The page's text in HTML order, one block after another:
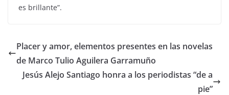
es brillante”.
Placer y amor, elementos presentes en las novelas
de Marco Tulio Aguilera Garramuño
Jesús Alejo Santiago honra a los periodistas “de a
pie”